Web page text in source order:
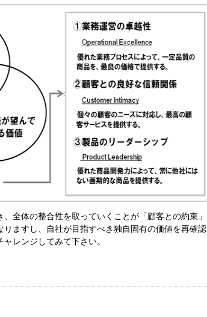
全体の整合性を取っていくことが「顧客との約束」
ますし、自社が目指すべき独自固有の価値を再確認
レンジしてみて下さい。